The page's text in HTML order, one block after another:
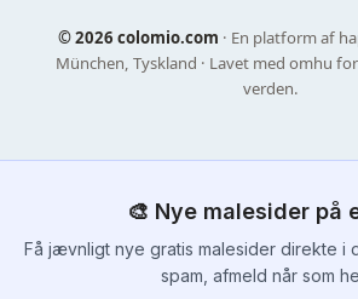
©2026 colomio.com · En platform af
München, Tyskland · Lavet med omhu
verden.
🎨 Nye malesider på
Få jævnligt nye gratis malesider direkte i
spam, afmeld når som